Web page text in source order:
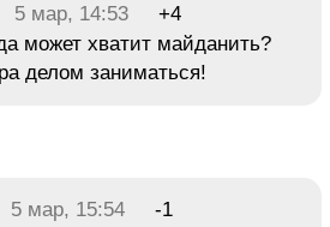
5 мар, 14:53
+4
может хватит майданить?
делом заниматься!
5 мар, 15:54
-1